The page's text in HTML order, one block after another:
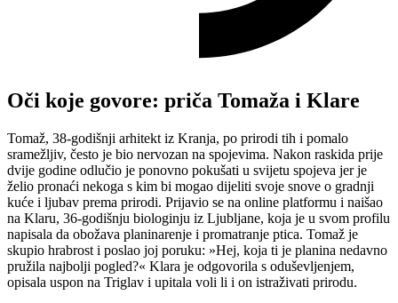
Oči koje govore: priča Tomaža i Klare
Tomaž, 38-godišnji arhitekt iz Kranja, po prirodi tih i pomalo
sramežljiv, često je bio nervozan na spojevima. Nakon raskida prije
dvije godine odlučio je ponovno pokušati u svijetu spojeva jer je
želio pronaći nekoga s kim bi mogao dijeliti svoje snove o gradnji
kuće i ljubav prema prirodi. Prijavio se na online platformu i naišao
na Klaru, 36-godišnju biologinju iz Ljubljane, koja je u svom profilu
napisala da obožava planinarenje i promatranje ptica. Tomaž je
skupio hrabrost i poslao joj poruku: »Hej, koja ti je planina nedavno
pružila najbolji pogled?« Klara je odgovorila s oduševljenjem,
opisala uspon na Triglav i upitala voli li i on istraživati prirodu.